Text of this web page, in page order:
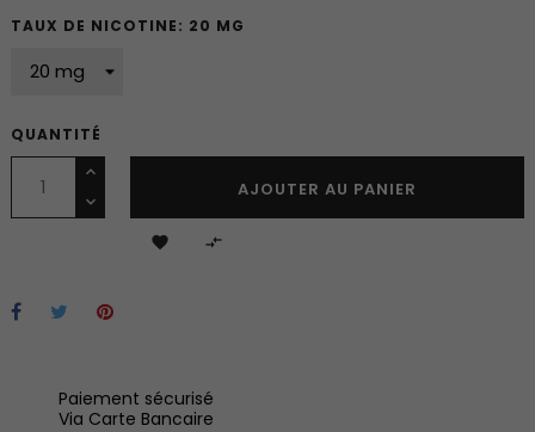
TAUX DE NICOTINE: 20 MG
QUANTITÉ
AJOUTER AU PANIER
 
Paiement sécurisé
Via Carte Bancaire